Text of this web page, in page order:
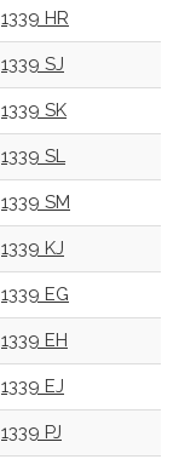
1339 HR
1339 SJ
1339 SK
1339 SL
1339 SM
1339 KJ
1339 EG
1339 EH
1339 EJ
1339 PJ